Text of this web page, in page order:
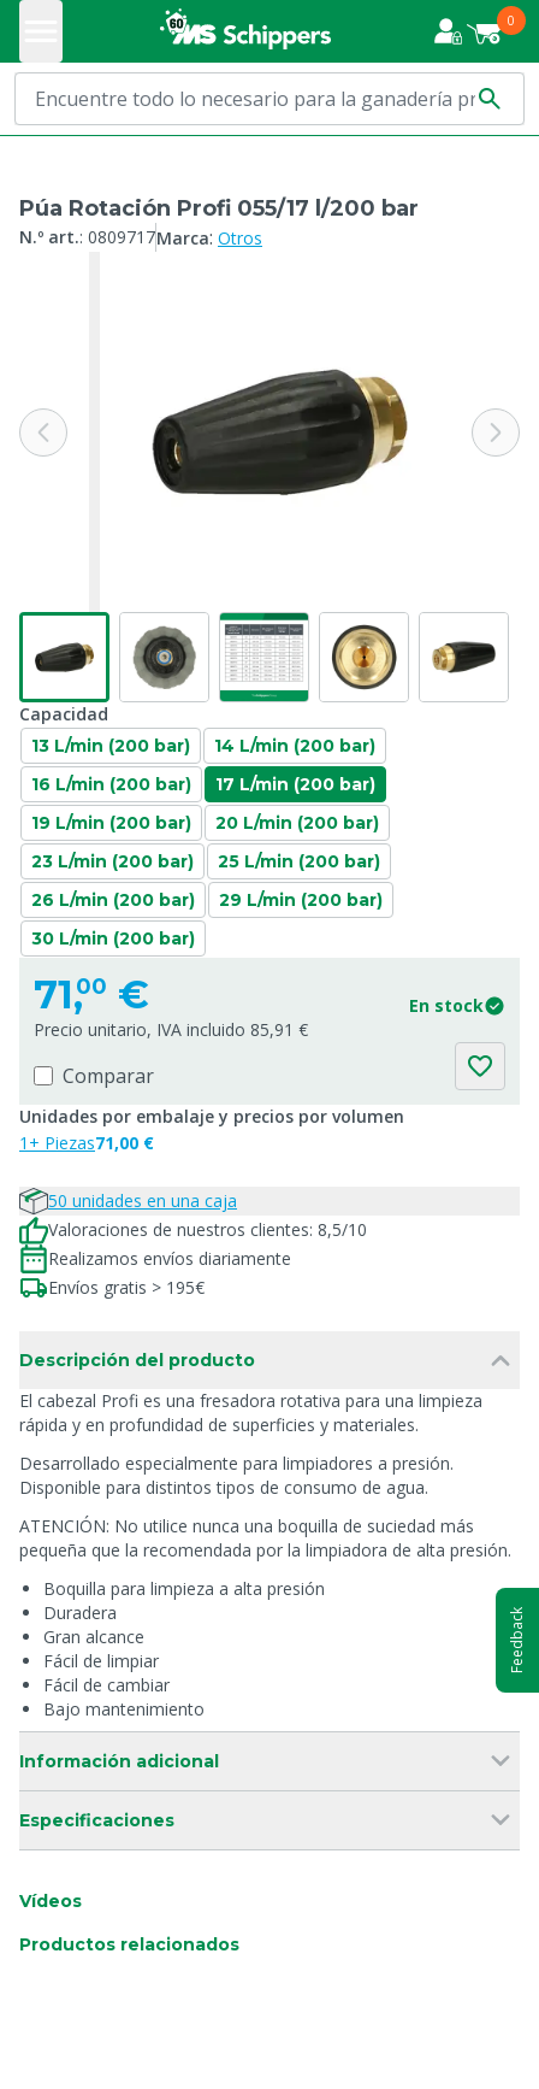
0
Púa Rotación Profi 055/17 l/200 bar
N.º art.: 0809717Marca: Otros
Capacidad
13 L/min (200 bar)
14 L/min (200 bar)
16 L/min (200 bar)
17 L/min (200 bar)
19 L/min (200 bar)
20 L/min (200 bar)
23 L/min (200 bar)
25 L/min (200 bar)
26 L/min (200 bar)
29 L/min (200 bar)
30 L/min (200 bar)
71,00 €
En stock
Precio unitario, IVA incluido 85,91 €
Comparar
Unidades por embalaje y precios por volumen
1+ Piezas71,00 €
50 unidades en una caja
Valoraciones de nuestros clientes: 8,5/10
Realizamos envíos diariamente
Envíos gratis > 195€
Descripción del producto
El cabezal Profi es una fresadora rotativa para una limpieza
rápida y en profundidad de superficies y materiales.
Desarrollado especialmente para limpiadores a presión.
Disponible para distintos tipos de consumo de agua.
ATENCIÓN: No utilice nunca una boquilla de suciedad más
pequeña que la recomendada por la limpiadora de alta presión.
Boquilla para limpieza a alta presión
Duradera
Gran alcance
Fácil de limpiar
Fácil de cambiar
Bajo mantenimiento
Información adicional
Especificaciones
Vídeos
Productos relacionados
Feedback